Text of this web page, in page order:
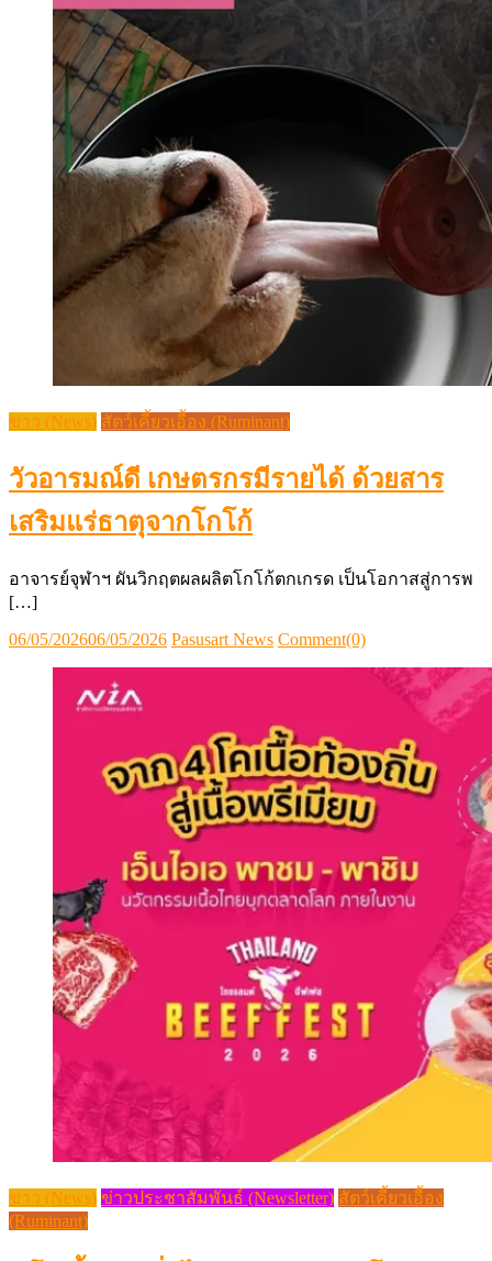
ข่าว (News) สัตว์เคี้ยวเอื้อง (Ruminant)
วัวอารมณ์ดี เกษตรกรมีรายได้ ด้วยสาร
เสริมแร่ธาตุจากโกโก้
อาจารย์จุฬาฯ ผันวิกฤตผลผลิตโกโก้ตกเกรด เป็นโอกาสสู่การพ
[…]
Posted
06/05/202606/05/2026 Author
Pasusart News Comment(0)
ข่าว (News) ข่าวประชาสัมพันธ์ (Newsletter) สัตว์เคี้ยวเอื้อง
(Ruminant)